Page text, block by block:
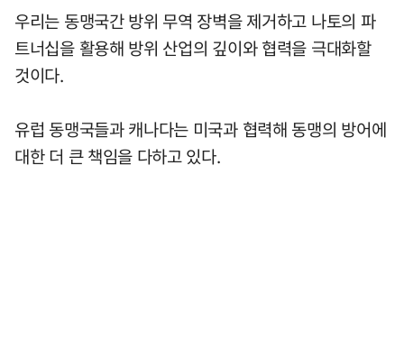
우리는 동맹국간 방위 무역 장벽을 제거하고 나토의 파
트너십을 활용해 방위 산업의 깊이와 협력을 극대화할
것이다.
유럽 동맹국들과 캐나다는 미국과 협력해 동맹의 방어에
대한 더 큰 책임을 다하고 있다.